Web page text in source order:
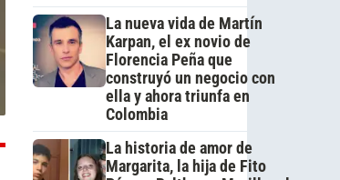
La nueva vida de Martín
Karpan, el ex novio de
Florencia Peña que
construyó un negocio con
ella y ahora triunfa en
Colombia
La historia de amor de
Margarita, la hija de Fito